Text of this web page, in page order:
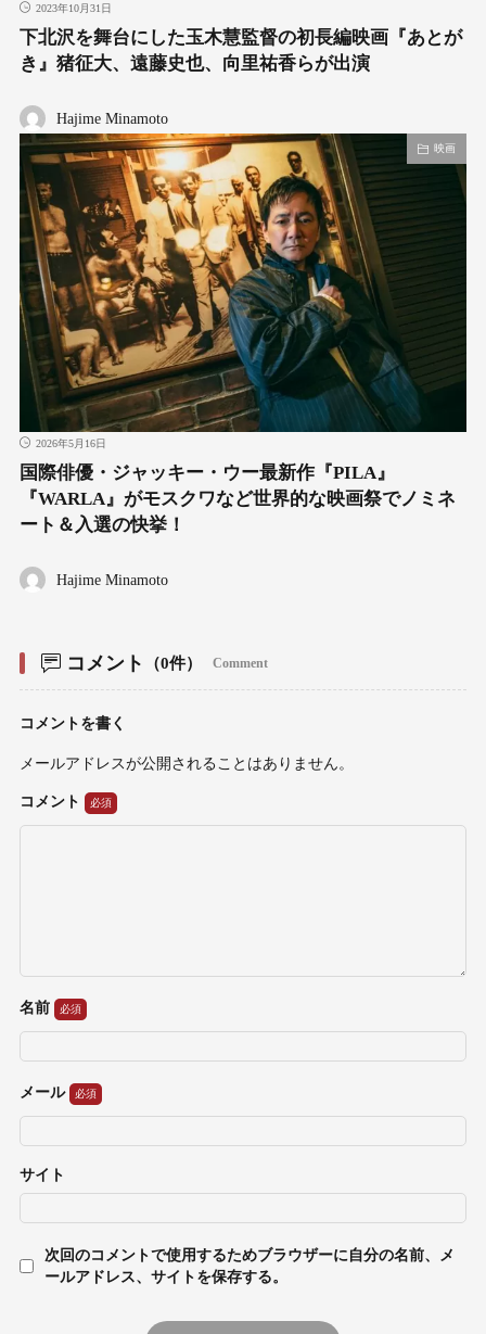
2023年10月31日
下北沢を舞台にした⽟⽊慧監督の初⻑編映画『あとが
き』猪征⼤、遠藤史也、向⾥祐⾹らが出演
Hajime Minamoto
映画
2026年5月16日
国際俳優・ジャッキー・ウー最新作『PILA』
『WARLA』がモスクワなど世界的な映画祭でノミネ
ート＆入選の快挙！
Hajime Minamoto
コメント （0件） Comment
コメントを書く
メールアドレスが公開されることはありません。
コメント
名前
メール
サイト
次回のコメントで使用するためブラウザーに自分の名前、メ
ールアドレス、サイトを保存する。